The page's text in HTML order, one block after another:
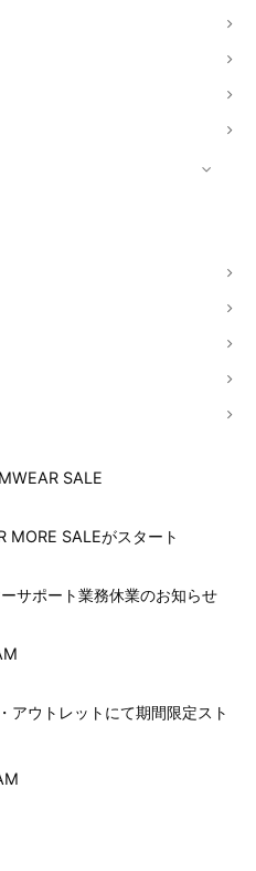
SALE
MORE SALEがスタート
サポート業務休業のお知らせ
アウトレットにて期間限定スト